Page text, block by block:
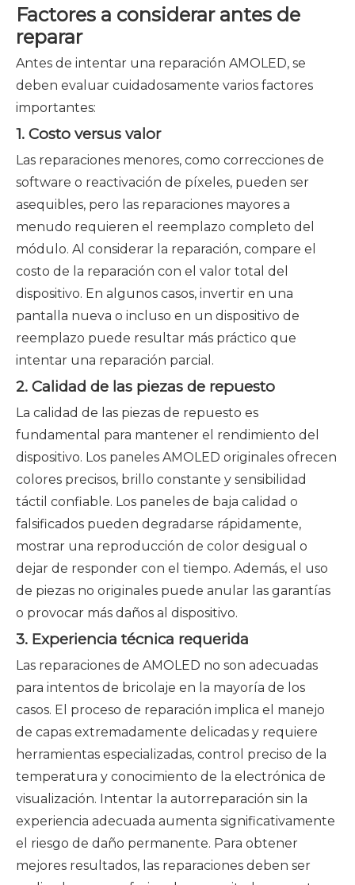
Factores a considerar antes de
reparar
Antes de intentar una reparación AMOLED, se
deben evaluar cuidadosamente varios factores
importantes:
1. Costo versus valor
Las reparaciones menores, como correcciones de
software o reactivación de píxeles, pueden ser
asequibles, pero las reparaciones mayores a
menudo requieren el reemplazo completo del
módulo. Al considerar la reparación, compare el
costo de la reparación con el valor total del
dispositivo. En algunos casos, invertir en una
pantalla nueva o incluso en un dispositivo de
reemplazo puede resultar más práctico que
intentar una reparación parcial.
2. Calidad de las piezas de repuesto
La calidad de las piezas de repuesto es
fundamental para mantener el rendimiento del
dispositivo. Los paneles AMOLED originales ofrecen
colores precisos, brillo constante y sensibilidad
táctil confiable. Los paneles de baja calidad o
falsificados pueden degradarse rápidamente,
mostrar una reproducción de color desigual o
dejar de responder con el tiempo. Además, el uso
de piezas no originales puede anular las garantías
o provocar más daños al dispositivo.
3. Experiencia técnica requerida
Las reparaciones de AMOLED no son adecuadas
para intentos de bricolaje en la mayoría de los
casos. El proceso de reparación implica el manejo
de capas extremadamente delicadas y requiere
herramientas especializadas, control preciso de la
temperatura y conocimiento de la electrónica de
visualización. Intentar la autorreparación sin la
experiencia adecuada aumenta significativamente
el riesgo de daño permanente. Para obtener
mejores resultados, las reparaciones deben ser